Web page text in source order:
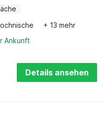
+ 13 mehr
Ankunft
Details ansehen